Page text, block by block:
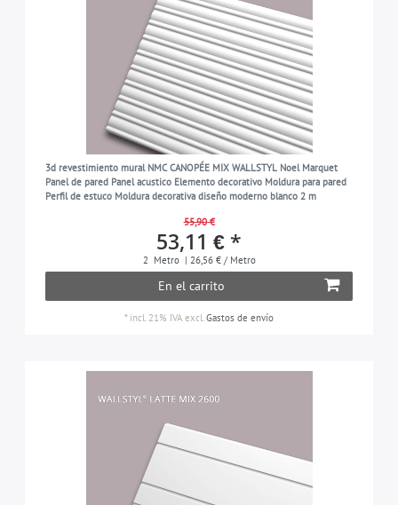
3d revestimiento mural NMC CANOPÉE MIX WALLSTYL Noel Marquet
Panel de pared Panel acustico Elemento decorativo Moldura para pared
Perfil de estuco Moldura decorativa diseño moderno blanco 2 m
55,90 €
53,11 € *
2 Metro | 26,56 € / Metro
En el carrito
* incl. 21% IVA excl. Gastos de envío